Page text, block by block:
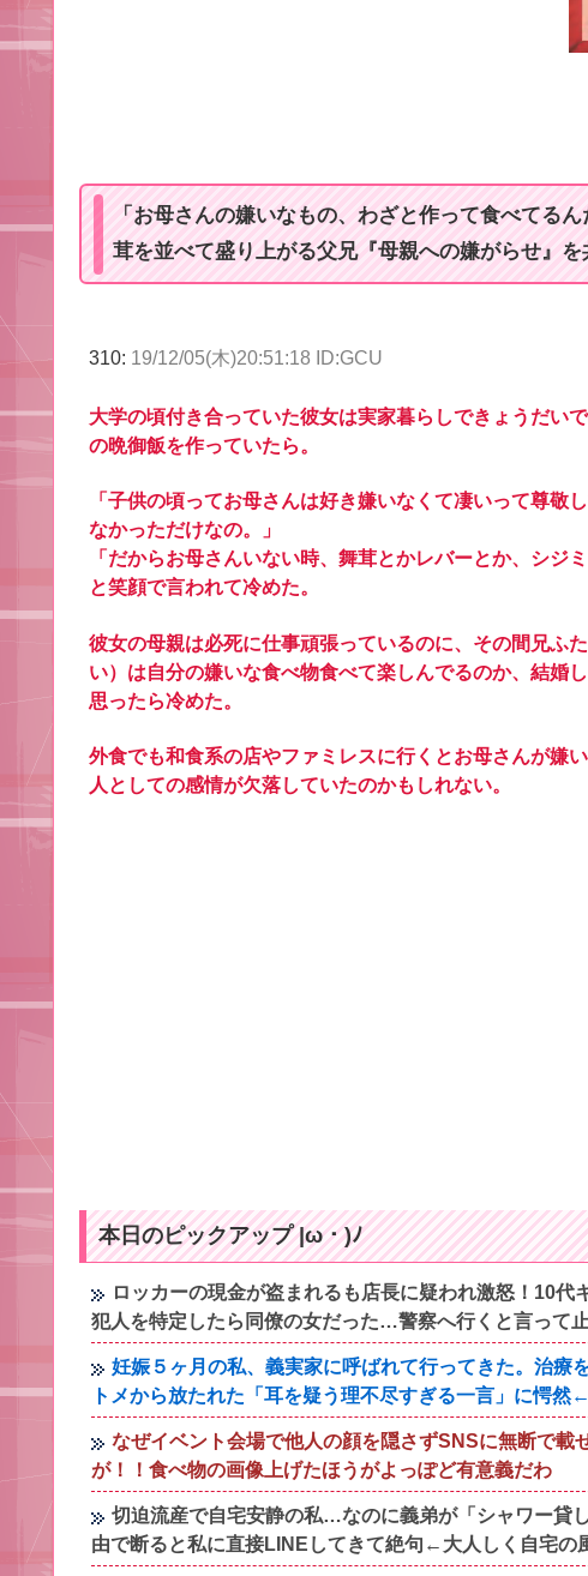
「お母さんの嫌いなもの、わざと作って食べてる
茸を並べて盛り上がる父兄『母親への嫌がらせ』
310: 19/12/05(木)20:51:18 ID:GCU
大学の頃付き合っていた彼女は実家暮らしできょうだい
の晩御飯を作っていたら。
「子供の頃ってお母さんは好き嫌いなくて凄いって尊
なかっただけなの。」
「だからお母さんいない時、舞茸とかレバーとか、シジ
と笑顔で言われて冷めた。
彼女の母親は必死に仕事頑張っているのに、その間兄ふ
い）は自分の嫌いな食べ物食べて楽しんでるのか、結婚
思ったら冷めた。
外食でも和食系の店やファミレスに行くとお母さんが嫌
人としての感情が欠落していたのかもしれない。
本日のピックアップ |ω・)ﾉ
ロッカーの現金が盗まれるも店長に疑われ激怒！10
犯人を特定したら同僚の女だった…警察へ行くと言って
妊娠５ヶ月の私、義実家に呼ばれて行ってきた。治療
トメから放たれた「耳を疑う理不尽すぎる一言」に愕然
なぜイベント会場で他人の顔を隠さずSNSに無断で
が！！食べ物の画像上げたほうがよっぽど有意義だわ
切迫流産で自宅安静の私…なのに義弟が「シャワー貸
由で断ると私に直接LINEしてきて絶句←大人しく自宅の